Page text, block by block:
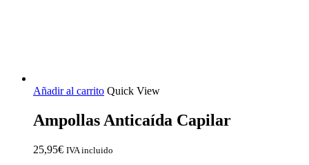
Añadir al carrito Quick View
Ampollas Anticaída Capilar
25,95€ IVA incluido